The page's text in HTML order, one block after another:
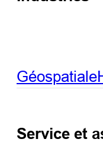
Géospatiale
Service et